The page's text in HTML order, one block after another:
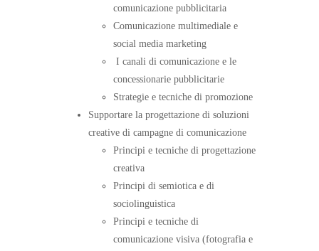
comunicazione pubblicitaria
Comunicazione multimediale e
social media marketing
I canali di comunicazione e le
concessionarie pubblicitarie
Strategie e tecniche di promozione
Supportare la progettazione di soluzioni
creative di campagne di comunicazione
Principi e tecniche di progettazione
creativa
Principi di semiotica e di
sociolinguistica
Principi e tecniche di
comunicazione visiva (fotografia e